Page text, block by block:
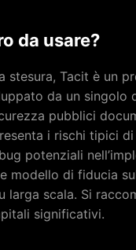
da usare?
stesura, Tacit è un
da un singolo
pubblici
i rischi tipici
potenziali
modello di fiducia
larga scala. Si
significativi.